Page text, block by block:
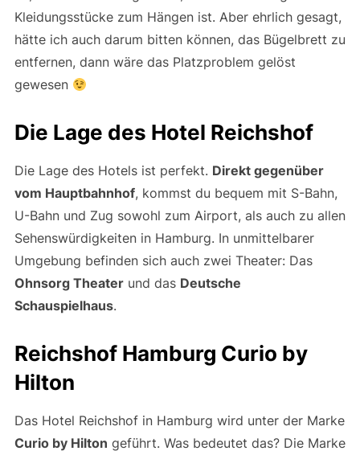
Kleidungsstücke zum Hängen ist. Aber ehrlich gesagt,
hätte ich auch darum bitten können, das Bügelbrett zu
entfernen, dann wäre das Platzproblem gelöst
gewesen
Die Lage des Hotel Reichshof
Die Lage des Hotels ist perfekt. Direkt gegenüber
vom Hauptbahnhof, kommst du bequem mit S-Bahn,
U-Bahn und Zug sowohl zum Airport, als auch zu allen
Sehenswürdigkeiten in Hamburg. In unmittelbarer
Umgebung befinden sich auch zwei Theater: Das
Ohnsorg Theaterund das Deutsche
Schauspielhaus.
Reichshof Hamburg Curio by
Hilton
Das Hotel Reichshof in Hamburg wird unter der Marke
Curio by Hilton geführt. Was bedeutet das? Die Marke